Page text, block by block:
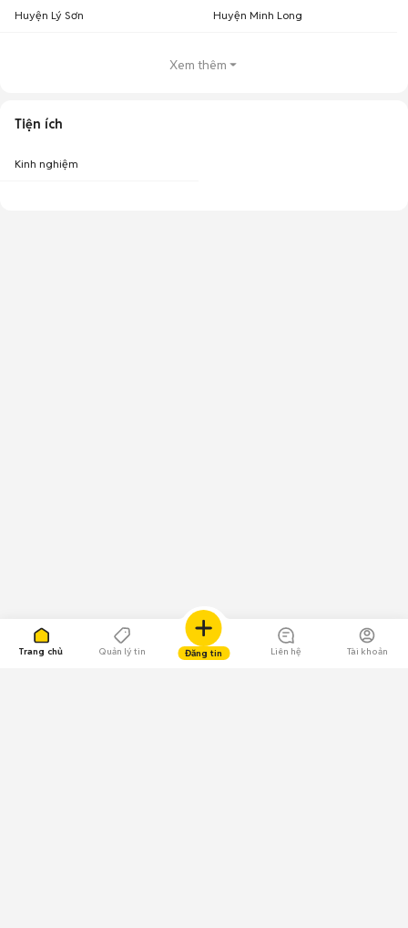
Trang chủ Quản lý tin Đăng tin Liên hệ Tài khoản
Huyện Lý Sơn Huyện Minh Long
Xem thêm
Tiện ích
Kinh nghiệm